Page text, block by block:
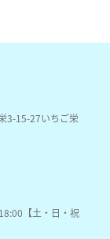
3-15-27いちご栄
【土・日・祝